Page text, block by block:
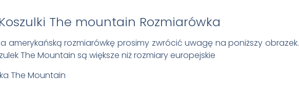
Rozmiarówka
amerykańską rozmiarówkę prosimy zwrócić uwagę na poniższy obrazek.
The Mountain są większe niż rozmiary europejskie